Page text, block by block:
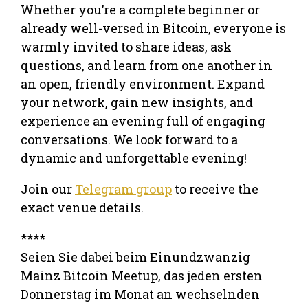
Whether you’re a complete beginner or
already well-versed in Bitcoin, everyone is
warmly invited to share ideas, ask
questions, and learn from one another in
an open, friendly environment. Expand
your network, gain new insights, and
experience an evening full of engaging
conversations. We look forward to a
dynamic and unforgettable evening!
Join our Telegram group to receive the
exact venue details.
****
Seien Sie dabei beim Einundzwanzig
Mainz Bitcoin Meetup, das jeden ersten
Donnerstag im Monat an wechselnden